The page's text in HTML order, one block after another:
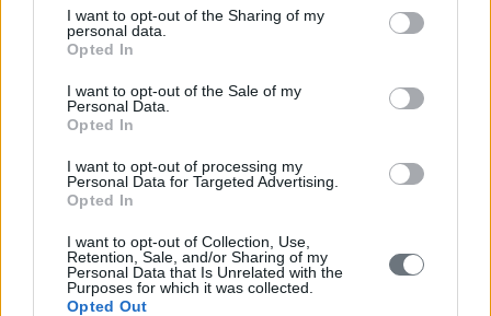
I want to opt-out of the Sharing of my
personal data.
Opted In
I want to opt-out of the Sale of my
Personal Data.
Opted In
I want to opt-out of processing my
Personal Data for Targeted Advertising.
Opted In
I want to opt-out of Collection, Use,
Retention, Sale, and/or Sharing of my
Personal Data that Is Unrelated with the
Purposes for which it was collected.
Opted Out
Κλείστε Ραντεβού
Συμπληρώστε τα στοιχεία σας και θα
επικοινωνήσουμε μαζί σας.
Δυτική Αττική - Ελευσίνα